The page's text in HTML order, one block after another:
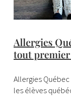
Allergies
tout
Allergies
les élèves